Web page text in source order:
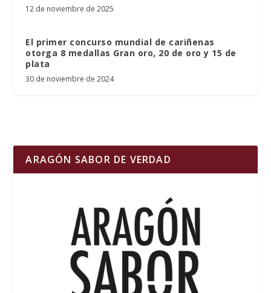
12 de noviembre de 2025
El primer concurso mundial de cariñenas
otorga 8 medallas Gran oro, 20 de oro y 15 de
plata
30 de noviembre de 2024
ARAGÓN SABOR DE VERDAD